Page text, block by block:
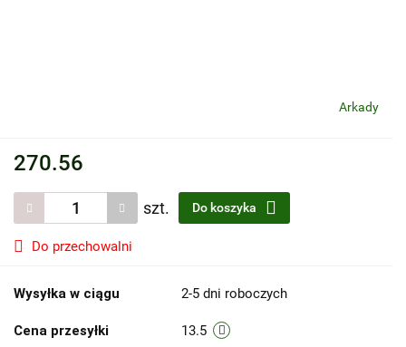
Arkady
270.56
szt. Do koszyka
Do przechowalni
Wysyłka w ciągu 2-5 dni roboczych
Cena przesyłki 13.5